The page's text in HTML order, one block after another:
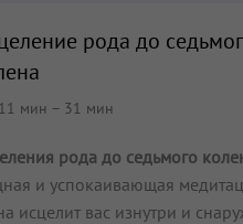
рода до
11 мин – 31 мин
рода до седьмого
и успокаивающая
исцелит вас изнутри и